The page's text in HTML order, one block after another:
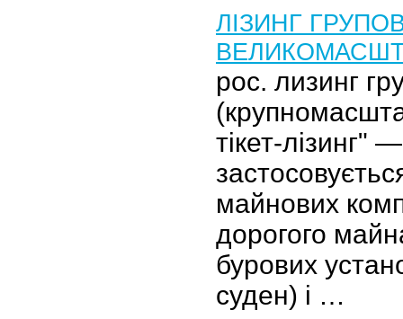
ЛІЗИНГ
рос. лизинг
тікет-лізинг"
майнових
дорогого
бурових
суден) і …